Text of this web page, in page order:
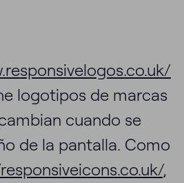
logotipos de marcas
cuando se
de la pantalla. Como
,